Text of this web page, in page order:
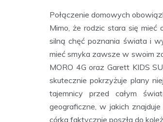
Połączenie domowych
Mimo, że rodzic stara się mieć
silną chęć poznania świata i
mieć smyka zawsze w swoim
MORO 4G oraz Garett KIDS
skutecznie pokrzyżuje plany
tajemnicy przed całym
geograficzne, w jakich
córka faktycznie poszła do